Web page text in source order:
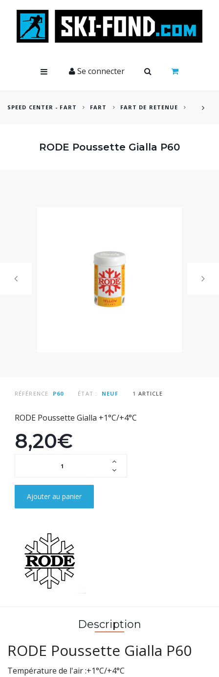
Se connecter
SPEED CENTER - FART FART FART DE RETENUE
RÉFÉRENCE P60 ÉTAT : NEUF 1 ARTICLE
RODE Poussette Gialla P60
RODE Poussette Gialla +1°C/+4°C
8,20€
Ajouter au panier
Description
RODE Poussette Gialla P60
Température de l'air :+1°C/+4°C